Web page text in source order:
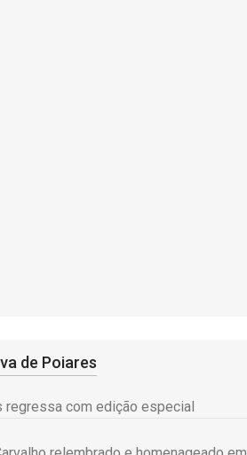
de Poiares
regressa com edição especial